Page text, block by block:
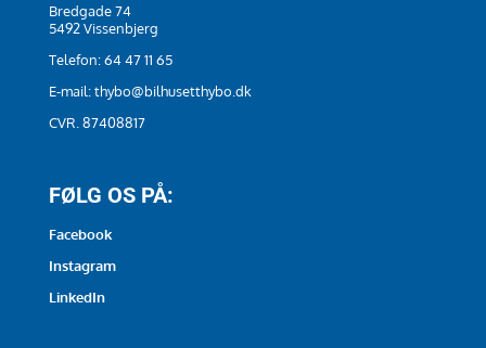
Bredgade 74
5492 Vissenbjerg
Telefon:64 47 11 65
E-mail:thybo@bilhusetthybo.dk
CVR. 87408817
FØLG OS PÅ:
Facebook
Instagram
LinkedIn